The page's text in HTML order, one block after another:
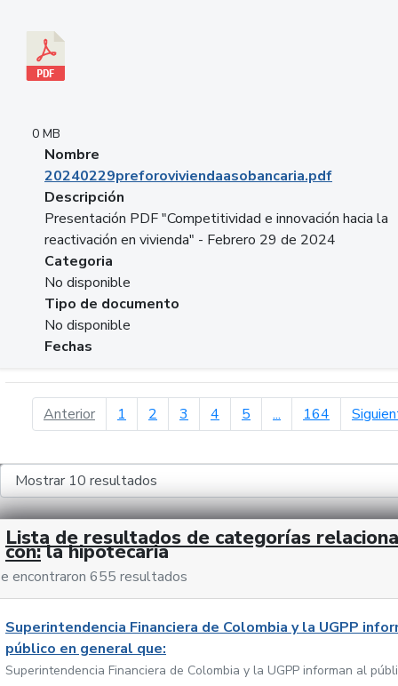
0 MB
Nombre
20240229preforoviviendaasobancaria.pdf
Descripción
Presentación PDF "Competitividad e innovación hacia la
reactivación en vivienda" - Febrero 29 de 2024
Categoria
No disponible
Tipo de documento
No disponible
Fechas
Anteriorpágina anterior
1 2 3 4 5 ... 164
Lista de resultados de categorías
con: la hipotecaria
encontraron 655 resultados
Superintendencia Financiera de Colombia y la UGPP
público en general que:
Superintendencia Financiera de Colombia y la UGPP informan al